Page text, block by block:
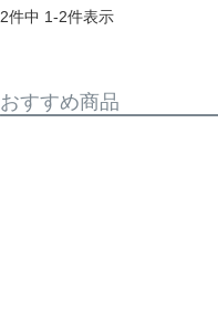
2件中 1-2件表示
おすすめ商品